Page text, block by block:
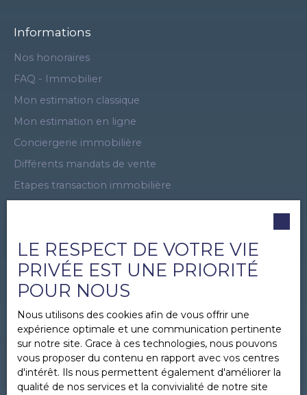
Informations
Nos honoraires
FAQ - Immobilier
Mon estimation classique
Mon estimation en ligne
Conciergerie immobilière
Différents mandats de vente
Etapes transaction immobilière
Plan du site
Visite Virtuelle
Offre promotionnelle
Apporteur d'affaires
Recrutement
Parrainage immobilier
Mentions légales
LE RESPECT DE VOTRE VIE
PRIVÉE EST UNE PRIORITÉ
POUR NOUS
Nous utilisons des cookies afin de vous offrir une
expérience optimale et une communication pertinente
sur notre site. Grace à ces technologies, nous pouvons
vous proposer du contenu en rapport avec vos centres
d'intérêt. Ils nous permettent également d'améliorer la
qualité de nos services et la convivialité de notre site